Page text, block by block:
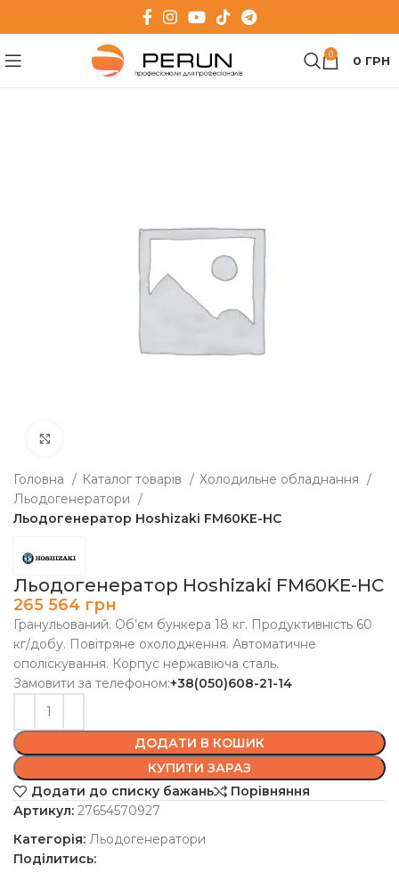
0 0 ГРН
Головна Каталог товарів
Холодильне обладнання
Льодогенератори
Льодогенератор Hoshizaki FM60KE-HC
Льодогенератор Hoshizaki FM60KE-HC
265 564 грн
Гранульований. Об’єм бункера 18 кг. Продуктивність 60
кг/добу. Повітряне охолодження. Автоматичне
ополіскування. Корпус нержавіюча сталь.
Замовити за телефоном:+38(050)608-21-14
ДОДАТИ В КОШИК
КУПИТИ ЗАРАЗ
Додати до списку бажань
Порівняння
Артикул: 27654570927
Категорія: Льодогенератори
Поділитись: